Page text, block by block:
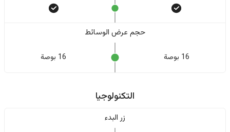
حجم عرض الوسائط
16 بوصة 16 بوصة
التكنولوجيا
زر البدء